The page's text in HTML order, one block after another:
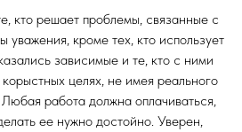
кто решает проблемы, связанные с
уважения, кроме тех, кто использует
зависимые и те, кто с ними
целях, не имея реального
работа должна оплачиваться,
ее нужно достойно. Уверен,